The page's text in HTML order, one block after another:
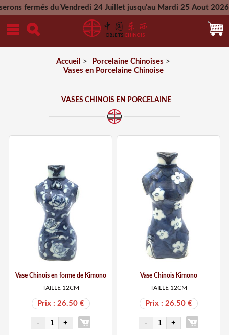
du Vendredi 24 Juillet jusqu'au Mardi 25 Aout 2026 -
Mercredi 26 Aout 2026
Accueil > Porcelaine Chinoises >
Vases en Porcelaine Chinoise
VASES CHINOIS EN PORCELAINE
Vase Chinois en forme de Kimono
TAILLE 12CM
Prix : 26.50 €
Vase Chinois Kimono
TAILLE 12CM
Prix : 26.50 €